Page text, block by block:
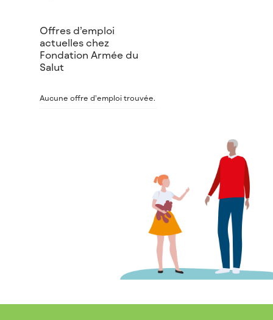
Offres d’emploi
actuelles chez
Fondation Armée du
Salut
Aucune offre d’emploi trouvée.